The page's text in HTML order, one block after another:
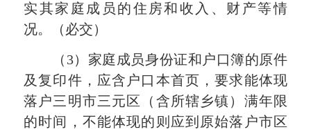
实其家庭成员的住房和收入、财产等情
况。
（必交）
（3）家庭成员身份证和户口簿的原件
及复印件，应含户口本首页，要求能体现
落户三明市三元区（含所辖乡镇）满年限
的时间，不能体现的则应到原始落户市区